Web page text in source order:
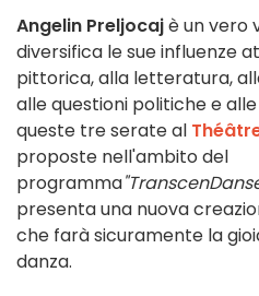
Angelin Preljocajè un vero
diversifica le sue influenze
pittorica, alla letteratura,
alle questioni politiche e
queste tre serate al
proposte nell'ambito del
programma
presenta una nuova
che farà sicuramente la
danza.